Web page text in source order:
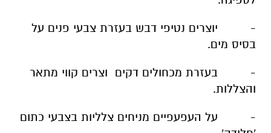
- יוצרים נטיפי דבש בעזרת צבעי פנים על
בסיס מים.
- בעזרת מכחולים דקים וצרים קווי מתאר
והצללות.
- על העפעפיים מניחים צלליות בצבעי כתום